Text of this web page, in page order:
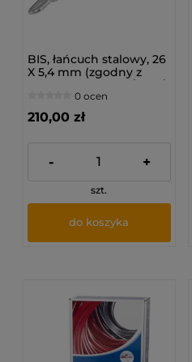
BIS, łańcuch stalowy, 26
X 5,4 mm (zgodny z
normą DIN 5686) /30m/
0 ocen
210,00 zł
- +
szt.
do koszyka